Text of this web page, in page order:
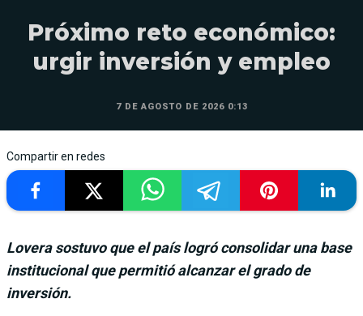
Próximo reto económico:
urgir inversión y empleo
7 DE AGOSTO DE 2026 0:13
Compartir en redes
Lovera sostuvo que el país logró consolidar una base
institucional que permitió alcanzar el grado de
inversión.